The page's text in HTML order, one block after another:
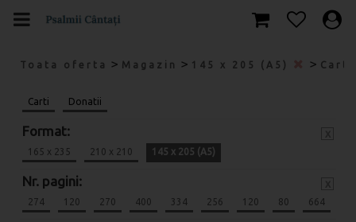
Toata oferta > Magazin > 145 x 205 (A5) >
Carti Donatii
Format:
165 x 235 210 x 210 145 x 205 (A5)
Nr. pagini:
274 120 270 400 334 256 120 80 664